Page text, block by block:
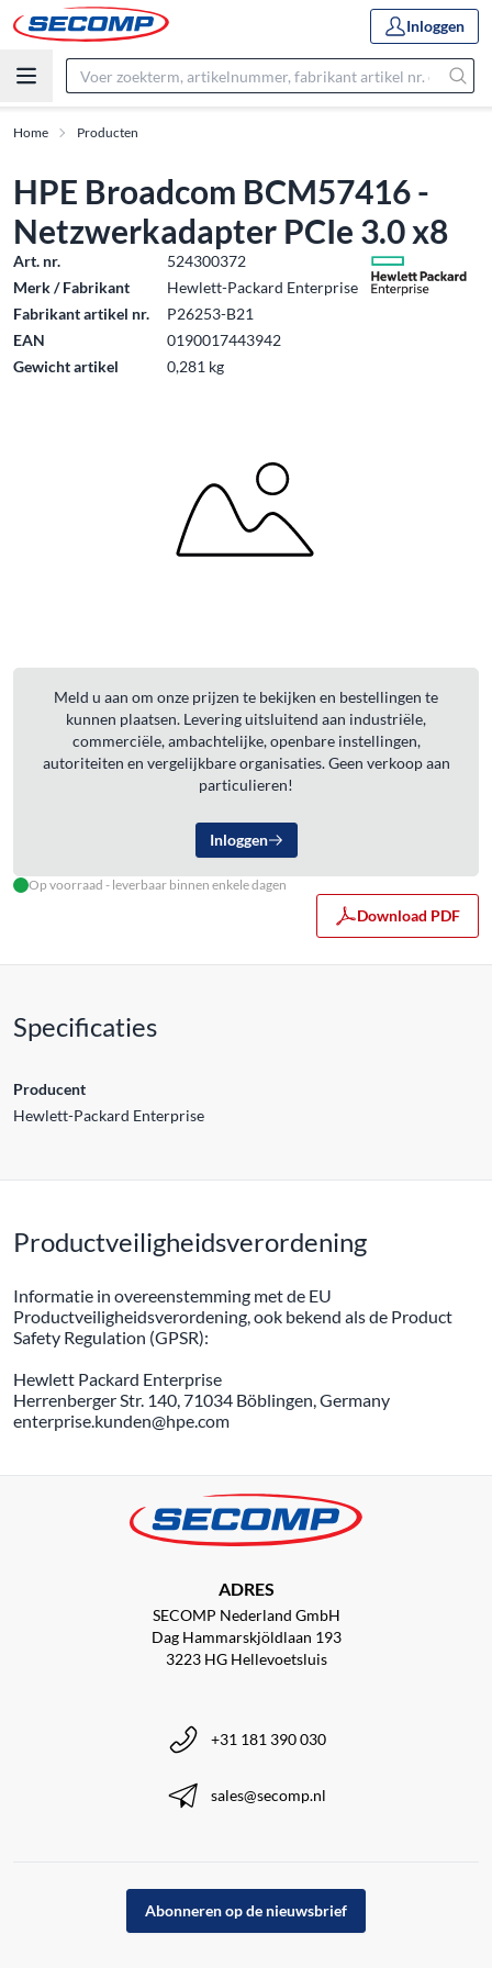
Inloggen
Home Producten
HPE Broadcom BCM57416 -
Netzwerkadapter PCIe 3.0 x8
Art. nr.
524300372
Merk / Fabrikant
Hewlett-Packard Enterprise
Fabrikant artikel nr.
P26253-B21
EAN
0190017443942
Gewicht artikel
0,281 kg
Meld u aan om onze prijzen te bekijken en bestellingen te
kunnen plaatsen. Levering uitsluitend aan industriële,
commerciële, ambachtelijke, openbare instellingen,
autoriteiten en vergelijkbare organisaties. Geen verkoop aan
particulieren!
Inloggen
Op voorraad - leverbaar binnen enkele dagen
Download PDF
Specificaties
Producent
Hewlett-Packard Enterprise
Productveiligheidsverordening
Informatie in overeenstemming met de EU
Productveiligheidsverordening, ook bekend als de Product
Safety Regulation (GPSR):
Hewlett Packard Enterprise
Herrenberger Str. 140, 71034 Böblingen, Germany
enterprise.kunden@hpe.com
ADRES
SECOMP Nederland GmbH
Dag Hammarskjöldlaan 193
3223 HG Hellevoetsluis
+31 181 390 030
sales@secomp.nl
Abonneren op de nieuwsbrief